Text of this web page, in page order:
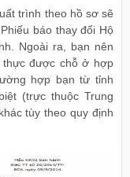
trình theo hồ sơ sẽ
báo thay đổi Hộ
Ngoài ra, bạn nên
thực được chỗ ở hợp
hợp bạn từ tỉnh
(trực thuộc Trung
tùy theo quy định